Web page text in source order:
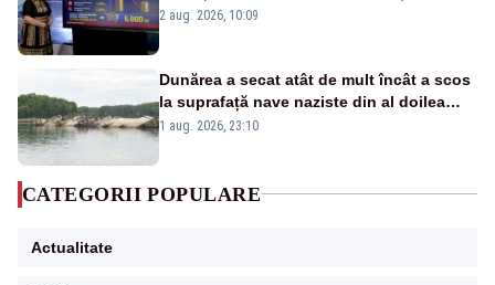
pierdute de fiecare român
2 aug. 2026, 10:09
Dunărea a secat atât de mult încât a scos
la suprafață nave naziste din al doilea
război mondial
1 aug. 2026, 23:10
CATEGORII POPULARE
Actualitate